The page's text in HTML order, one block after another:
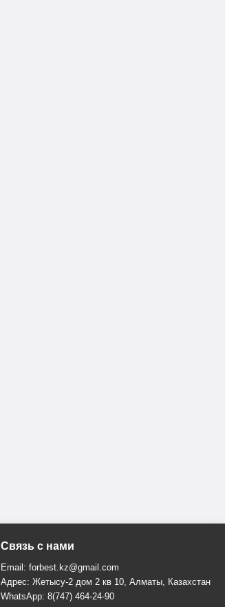
Связь с нами
Email: forbest.kz@gmail.com
Адрес: Жетысу-2 дом 2 кв 10, Алматы, Казахстан
WhatsApp: 8(747) 464-24-90